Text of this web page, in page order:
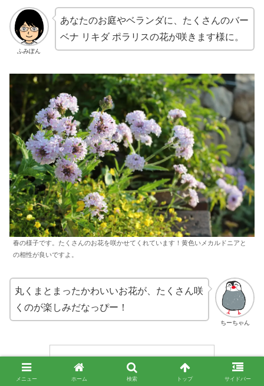
ふみぽん
あなたのお庭やベランダに、たくさんのバー
ベナ リキダ ポラリスの花が咲きます様に。
春の様子です。たくさんのお花を咲かせてくれています！黄色いメカルドニアと
の相性が良いですよ。
ちーちゃん
丸くまとまったかわいいお花が、たくさん咲
くのが楽しみだなっぴー！
メニュー ホーム 検索 トップ サイドバー